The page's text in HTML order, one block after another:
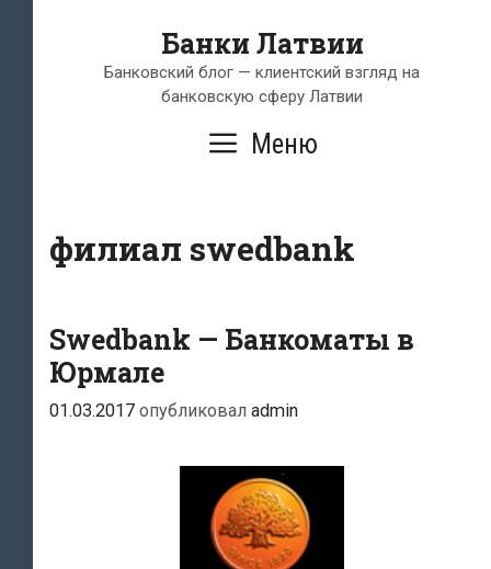
содержимому
Банки Латвии
Банковский блог — клиентский взгляд на
банковскую сферу Латвии
Меню
филиал swedbank
Swedbank — Банкоматы в
Юрмале
01.03.2017 опубликовал admin